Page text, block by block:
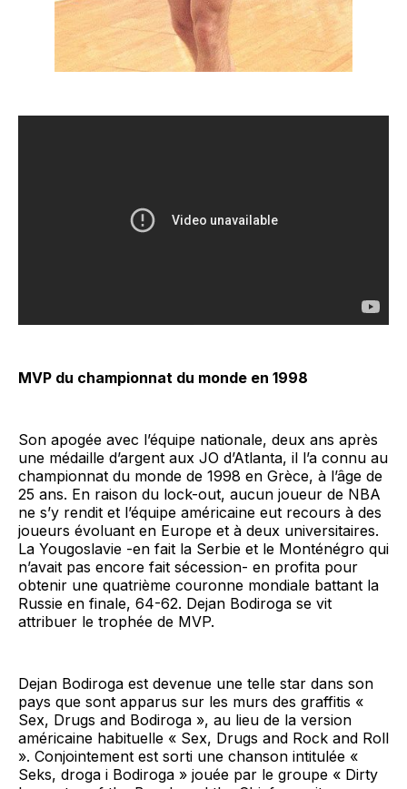
MVP du championnat du monde en 1998
Son apogée avec l’équipe nationale, deux ans après
une médaille d’argent aux JO d’Atlanta, il l’a connu au
championnat du monde de 1998 en Grèce, à l’âge de
25 ans. En raison du lock-out, aucun joueur de NBA
ne s’y rendit et l’équipe américaine eut recours à des
joueurs évoluant en Europe et à deux universitaires.
La Yougoslavie -en fait la Serbie et le Monténégro qui
n’avait pas encore fait sécession- en profita pour
obtenir une quatrième couronne mondiale battant la
Russie en finale, 64-62. Dejan Bodiroga se vit
attribuer le trophée de MVP.
Dejan Bodiroga est devenue une telle star dans son
pays que sont apparus sur les murs des graffitis «
Sex, Drugs and Bodiroga », au lieu de la version
américaine habituelle « Sex, Drugs and Rock and Roll
». Conjointement est sorti une chanson intitulée «
Seks, droga i Bodiroga » jouée par le groupe « Dirty